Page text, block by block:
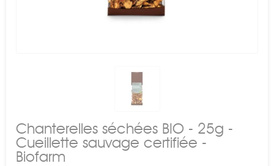
Chanterelles séchées BIO - 25g -
Cueillette sauvage certifiée -
Biofarm